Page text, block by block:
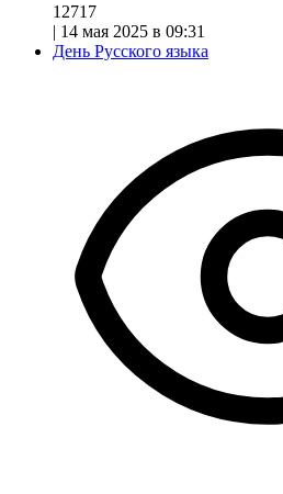
12717
| 14 мая 2025 в 09:31
День Русского языка